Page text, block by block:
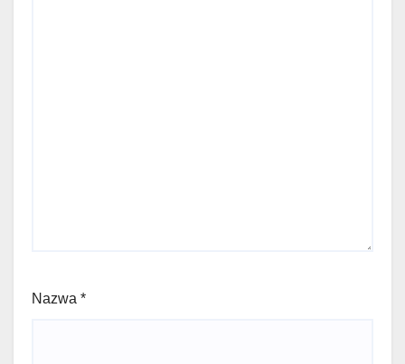
Nazwa *